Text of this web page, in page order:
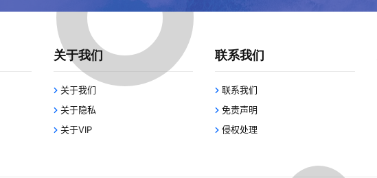
关于我们
关于我们
关于隐私
关于VIP
联系我们
联系我们
免责声明
侵权处理